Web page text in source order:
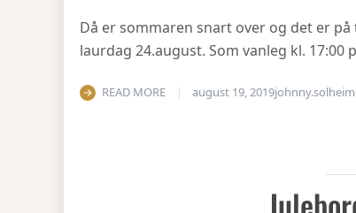
Då er sommaren snart over og det er
laurdag 24.august. Som vanleg kl. 17:00
READ MORE august 19, 2019